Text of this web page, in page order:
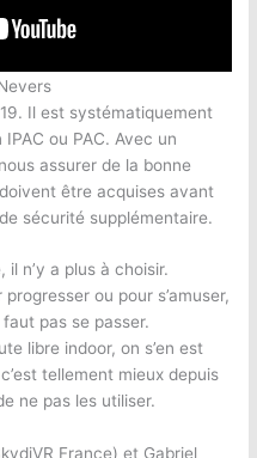
Il est systématiquement
ou PAC. Avec un
assurer de la bonne
être acquises avant
sécurité supplémentaire.
n’y a plus à choisir.
ou pour s’amuser,
pas se passer.
libre indoor, on s’en est
tellement mieux depuis
ne pas les utiliser.
France) et Gabriel